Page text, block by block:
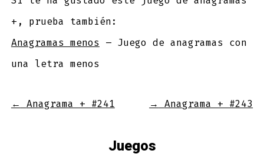
+, prueba también:
Anagramas menos – Juego de anagramas con
una letra menos
← Anagrama + #241 → Anagrama + #243
Juegos